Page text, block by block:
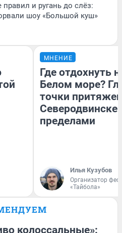
правил и ругань до слёз:
шоу «Большой куш»
МНЕНИЕ
Где отдохнуть
Белом море?
точки
Северодвинске
пределами
Илья Кузубов
Организатор
«Тайбола»
колоссальные»: